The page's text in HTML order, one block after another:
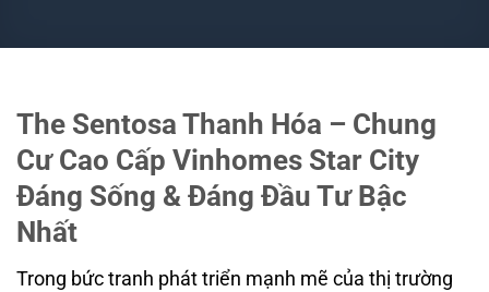
The Sentosa Thanh Hóa – Chung
Cư Cao Cấp Vinhomes Star City
Đáng Sống & Đáng Đầu Tư Bậc
Nhất
Trong bức tranh phát triển mạnh mẽ của thị trường